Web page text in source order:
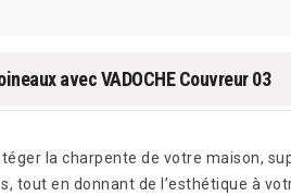
avec VADOCHE Couvreur 03
la charpente de votre maison,
tout en donnant de l’esthétique à